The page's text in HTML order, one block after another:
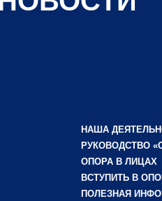
НАША
РУКОВОДСТВО
ОПОРА В ЛИЦАХ
ВСТУПИТЬ В
ПОЛЕЗНАЯ